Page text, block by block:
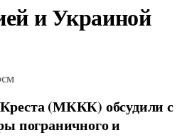
и Украиной
(МККК) обсудили с
пограничного и